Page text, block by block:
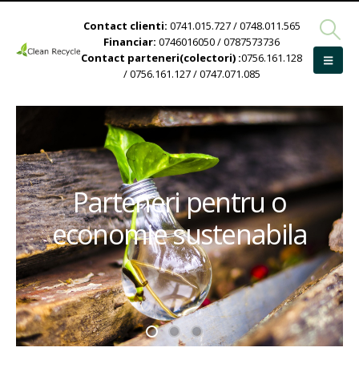
Contact clienti: 0741.015.727 / 0748.011.565
Financiar: 0746016050 / 0787573736
Contact parteneri(colectori) :0756.161.128
/ 0756.161.127 / 0747.071.085
Parteneri pentru o
economie sustenabila